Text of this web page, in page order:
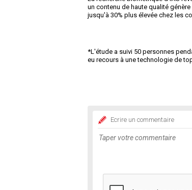
un contenu de haute qualité
jusqu'à 30% plus élevée chez les
*L'étude a suivi 50 personnes
eu recours à une technologie de
Ecrire un commentaire